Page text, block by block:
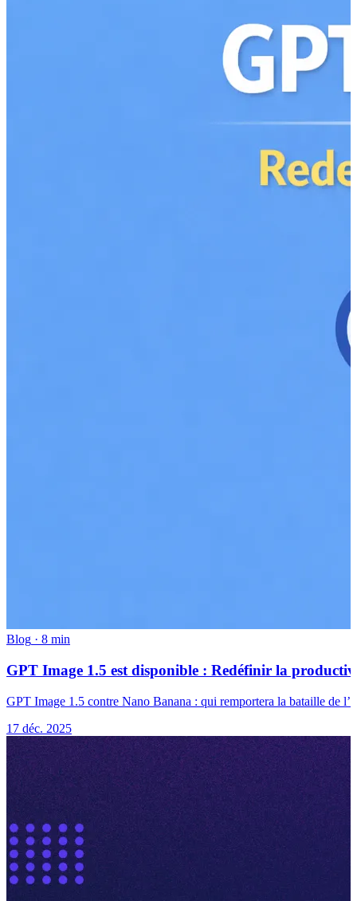
Blog · 8 min
GPT Image 1.5 est disponible : Redéfinir la
GPT Image 1.5 contre Nano Banana : qui remportera la bataille de
17 déc. 2025